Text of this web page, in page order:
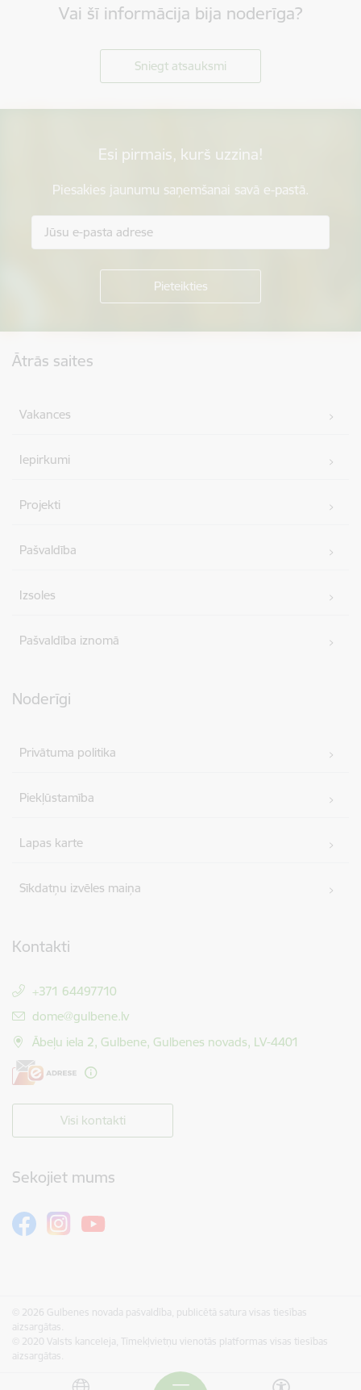
Vai šī informācija bija noderīga?
Sniegt atsauksmi
Esi pirmais, kurš uzzina!
Piesakies jaunumu saņemšanai savā e-pastā.
Ātrās saites
Vakances
Iepirkumi
Projekti
Pašvaldība
Izsoles
Pašvaldība iznomā
Noderīgi
Privātuma politika
Piekļūstamība
Lapas karte
Sīkdatņu izvēles maiņa
Kontakti
+371 64497710
E-pasts:
dome@gulbene.lv
Ābeļu iela 2, Gulbene, Gulbenes novads, LV-4401
Visi kontakti
Sekojiet mums
© 2026 Gulbenes novada pašvaldība, publicētā satura visas tiesības
aizsargātas.
© 2020 Valsts kanceleja, Tīmekļvietņu vienotās platformas visas tiesības
aizsargātas.